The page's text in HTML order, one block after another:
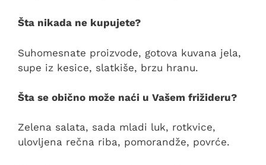
Šta nikada ne kupujete?
Suhomesnate proizvode, gotova kuvana jela,
supe iz kesice, slatkiše, brzu hranu.
Šta se obično može naći u Vašem frižideru?
Zelena salata, sada mladi luk, rotkvice,
ulovljena rečna riba, pomorandže, povrće.